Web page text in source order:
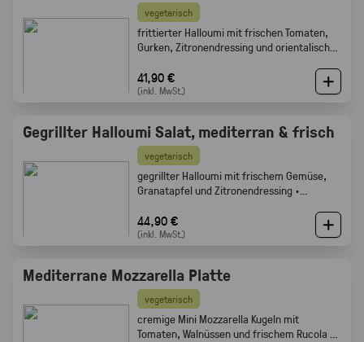
vegetarisch
frittierter Halloumi mit frischen Tomaten,
Gurken, Zitronendressing und orientalischen
41,90 €
(inkl. MwSt.)
Gegrillter Halloumi Salat, mediterran & frisch
vegetarisch
gegrillter Halloumi mit frischem Gemüse,
Granatapfel und Zitronendressing ·
44,90 €
(inkl. MwSt.)
Mediterrane Mozzarella Platte
vegetarisch
cremige Mini Mozzarella Kugeln mit
Tomaten, Walnüssen und frischem Rucola ·